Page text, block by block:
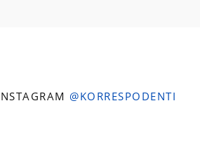
@KORRESPODENTI